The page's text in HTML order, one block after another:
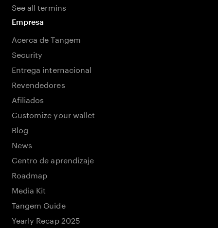
See all termins
Empresa
Acerca de Tangem
Security
Entrega internacional
Revendedores
Afiliados
Customize your wallet
Blog
News
Centro de aprendizaje
Roadmap
Media Kit
Tangem Guide
Yearly Recap 2025